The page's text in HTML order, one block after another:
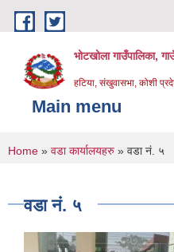
Skip to main content
भोटखोला गाउँपालिका,
हटिया, संखुवासभा, कोशी
Main menu
You are here
Home » वडा कार्यालयहरु » वडा नं. ५
वडा नं. ५